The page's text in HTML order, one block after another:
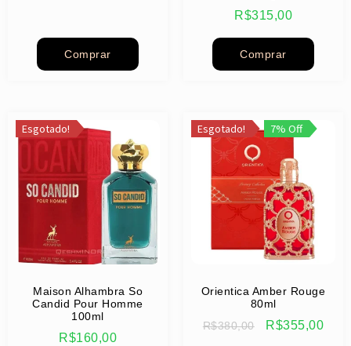
Comprar
R$315,00
Comprar
Esgotado!
Maison Alhambra So
Candid Pour Homme
100ml
R$160,00
Esgotado! 7% Off
Orientica Amber Rouge
80ml
R$380,00 R$355,00